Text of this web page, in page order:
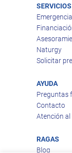
SERVICIOS
Naturgy
Solicitar
AYUDA
Preguntas
Contacto
Atención al
RAGAS
Blog